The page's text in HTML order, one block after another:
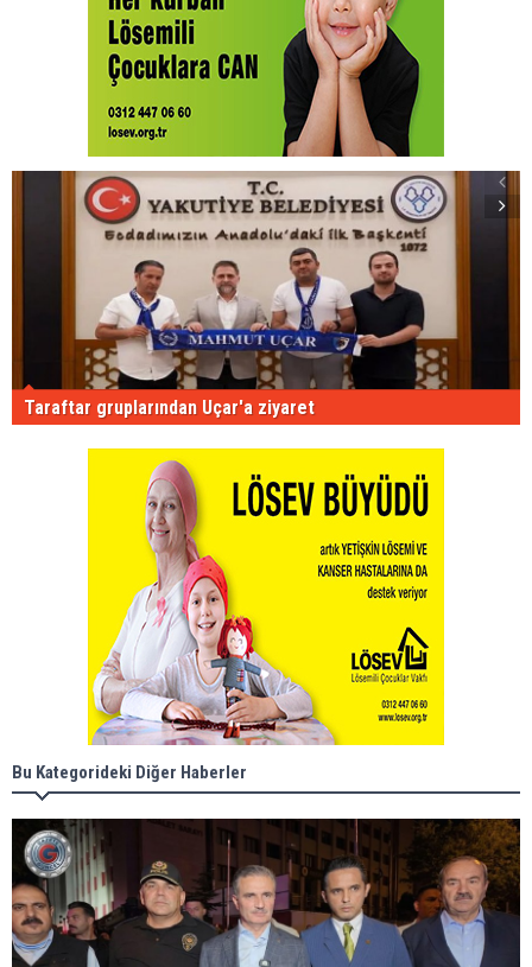
Taraftar gruplarından Uçar'a ziyaret
Bu Kategorideki Diğer Haberler